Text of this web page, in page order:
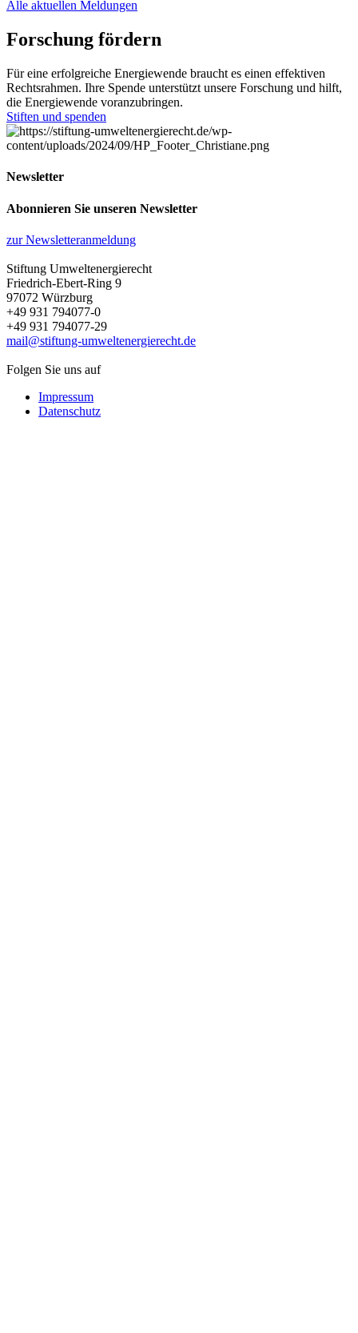
Alle aktuellen Meldungen
Forschung fördern
Für eine erfolgreiche Energiewende braucht es einen effektiven
Rechtsrahmen. Ihre Spende unterstützt unsere Forschung und hilft,
die Energiewende voranzubringen.
Stiften und spenden
Newsletter
Abonnieren Sie unseren Newsletter
zur Newsletteranmeldung
Stiftung Umweltenergierecht
Friedrich-Ebert-Ring 9
97072 Würzburg
+49 931 794077-0
+49 931 794077-29
mail@stiftung-umweltenergierecht.de
Folgen Sie uns auf
Impressum
Datenschutz